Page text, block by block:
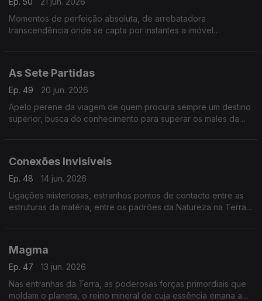
Momentos de perfeição absoluta, de arrebatadora
transcendência onde se capta por instantes a imóvel
As Sete Partidas
Ep. 49
20 jun. 2026
Apelo perene da viagem de quem procura sempre um destino
superior, busca do conhecimento para superar os males da
Conexões Invisíveis
Ep. 48
14 jun. 2026
Ligações misteriosas, estranhos pontos de contacto entre as
estruturas da matéria, entre os padrões da Natureza na Terra
Magma
Ep. 47
13 jun. 2026
Nas entranhas da Terra, as poderosas forças primordiais que
moldam o planeta, o reino mineral de cuja essência emana a